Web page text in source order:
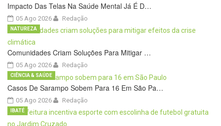
Impacto Das Telas Na Saúde Mental Já É D…
05 Ago 2026 Redação
Comunidades Criam Soluções Para Mitigar …
05 Ago 2026
NATUREZA
Redação
Casos De Sarampo Sobem Para 16 Em São Pa…
05 Ago 2026
CIÊNCIA & SAÚDE
Redação
IBATÉ